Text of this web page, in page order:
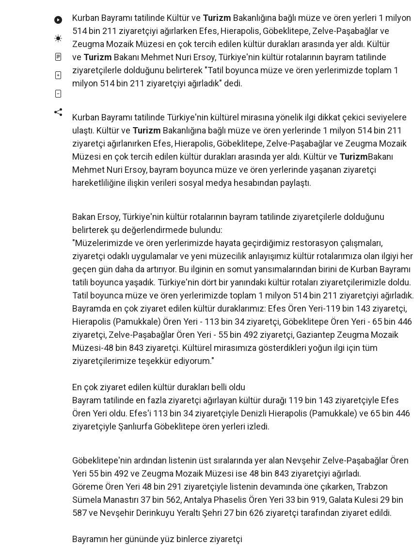
Kurban Bayramı tatilinde Kültür ve Turizm Bakanlığına bağlı müze ve ören yerleri 1 milyon
514 bin 211 ziyaretçiyi ağırlarken Efes, Hierapolis, Göbeklitepe, Zelve-Paşabağlar ve
Zeugma Mozaik Müzesi en çok tercih edilen kültür durakları arasında yer aldı. Kültür
ve Turizm Bakanı Mehmet Nuri Ersoy, Türkiye'nin kültür rotalarının bayram tatilinde
ziyaretçilerle dolduğunu belirterek "Tatil boyunca müze ve ören yerlerimizde toplam 1
milyon 514 bin 211 ziyaretçiyi ağırladık" dedi.
Kurban Bayramı tatilinde Türkiye'nin kültürel mirasına yönelik ilgi dikkat çekici seviyelere
ulaştı. Kültür ve Turizm Bakanlığına bağlı müze ve ören yerlerinde 1 milyon 514 bin 211
ziyaretçi ağırlanırken Efes, Hierapolis, Göbeklitepe, Zelve-Paşabağlar ve Zeugma Mozaik
Müzesi en çok tercih edilen kültür durakları arasında yer aldı. Kültür ve TurizmBakanı
Mehmet Nuri Ersoy, bayram boyunca müze ve ören yerlerinde yaşanan ziyaretçi
hareketliliğine ilişkin verileri sosyal medya hesabından paylaştı.
Bakan Ersoy, Türkiye'nin kültür rotalarının bayram tatilinde ziyaretçilerle dolduğunu
belirterek şu değerlendirmede bulundu:
"Müzelerimizde ve ören yerlerimizde hayata geçirdiğimiz restorasyon çalışmaları,
ziyaretçi odaklı uygulamalar ve yeni müzecilik anlayışımız kültür rotalarımıza olan ilgiyi her
geçen gün daha da artırıyor. Bu ilginin en somut yansımalarından birini de Kurban Bayramı
tatili boyunca yaşadık. Türkiye'nin dört bir yanındaki kültür rotaları ziyaretçilerimizle doldu.
Tatil boyunca müze ve ören yerlerimizde toplam 1 milyon 514 bin 211 ziyaretçiyi ağırladık.
Bayramda en çok ziyaret edilen kültür duraklarımız: Efes Ören Yeri-119 bin 143 ziyaretçi,
Hierapolis (Pamukkale) Ören Yeri - 113 bin 34 ziyaretçi, Göbeklitepe Ören Yeri - 65 bin 446
ziyaretçi, Zelve-Paşabağlar Ören Yeri - 55 bin 492 ziyaretçi, Gaziantep Zeugma Mozaik
Müzesi-48 bin 843 ziyaretçi. Kültürel mirasımıza gösterdikleri yoğun ilgi için tüm
ziyaretçilerimize teşekkür ediyorum."
En çok ziyaret edilen kültür durakları belli oldu
Bayram tatilinde en fazla ziyaretçi ağırlayan kültür durağı 119 bin 143 ziyaretçiyle Efes
Ören Yeri oldu. Efes'i 113 bin 34 ziyaretçiyle Denizli Hierapolis (Pamukkale) ve 65 bin 446
ziyaretçiyle Şanlıurfa Göbeklitepe ören yerleri izledi.
Göbeklitepe'nin ardından listenin üst sıralarında yer alan Nevşehir Zelve-Paşabağlar Ören
Yeri 55 bin 492 ve Zeugma Mozaik Müzesi ise 48 bin 843 ziyaretçiyi ağırladı.
Göreme Ören Yeri 48 bin 291 ziyaretçiyle listenin devamında öne çıkarken, Trabzon
Sümela Manastırı 37 bin 562, Antalya Phaselis Ören Yeri 33 bin 919, Galata Kulesi 29 bin
587 ve Nevşehir Derinkuyu Yeraltı Şehri 27 bin 626 ziyaretçi tarafından ziyaret edildi.
Bayramın her gününde yüz binlerce ziyaretçi